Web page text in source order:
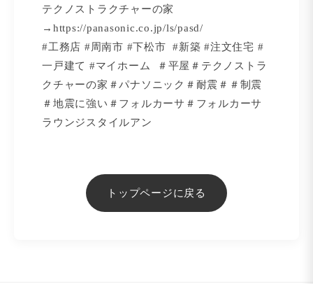
テクノストラクチャーの家
→ https://panasonic.co.jp/ls/pasd/
#工務店 #周南市 #下松市 #新築 #注文住宅 #
一戸建て #マイホーム ＃平屋＃テクノストラ
クチャーの家＃パナソニック＃耐震＃＃制震
＃地震に強い＃フォルカーサ＃フォルカーサ
ラウンジスタイルアン
トップページに戻る